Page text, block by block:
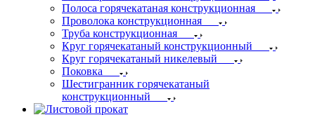
Полоса горячекатаная конструкционная
Проволока конструкционная
Труба конструкционная
Круг горячекатаный конструкционный
Круг горячекатаный никелевый
Поковка
Шестигранник горячекатаный
конструкционный